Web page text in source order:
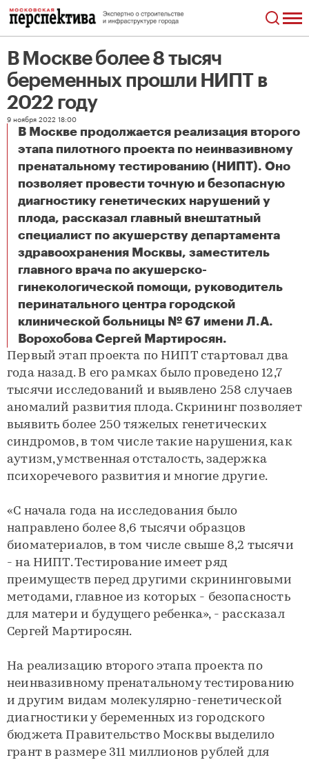
В Москве более 8 тысяч
беременных прошли НИПТ в
2022 году
9 ноября 2022 18:00
В Москве продолжается реализация второго
этапа пилотного проекта по неинвазивному
пренатальному тестированию (НИПТ). Оно
позволяет провести точную и безопасную
диагностику генетических нарушений у
плода, рассказал главный внештатный
специалист по акушерству департамента
здравоохранения Москвы, заместитель
главного врача по акушерско-
гинекологической помощи, руководитель
перинатального центра городской
клинической больницы № 67 имени Л.А.
Ворохобова Сергей Мартиросян.
Первый этап проекта по НИПТ стартовал два
года назад. В его рамках было проведено 12,7
тысячи исследований и выявлено 258 случаев
аномалий развития плода. Скрининг позволяет
выявить более 250 тяжелых генетических
синдромов, в том числе такие нарушения, как
аутизм, умственная отсталость, задержка
психоречевого развития и многие другие.
«С начала года на исследования было
направлено более 8,6 тысячи образцов
биоматериалов, в том числе свыше 8,2 тысячи
- на НИПТ. Тестирование имеет ряд
преимуществ перед другими скрининговыми
методами, главное из которых - безопасность
для матери и будущего ребенка», - рассказал
Сергей Мартиросян.
На реализацию второго этапа проекта по
неинвазивному пренатальному тестированию
и другим видам молекулярно-генетической
диагностики у беременных из городского
бюджета Правительство Москвы выделило
грант в размере 311 миллионов рублей для